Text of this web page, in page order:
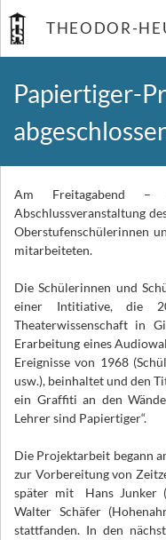
THEODOR-
Papiertiger-
Am Freitagabend
Abschlussveranstaltung
Oberstufenschülerinnen
mitarbeiteten.
Die Schülerinnen und
einer Intitiative, die
Theaterwissenschaft in
Erarbeitung eines
Ereignisse von 1968
usw.), beinhaltet und den
ein Graffiti an den
Lehrer sind Papiertiger“.
Die Projektarbeit begann
zur Vorbereitung von
später mit Hans Junker
Walter Schäfer
stattfanden. In den